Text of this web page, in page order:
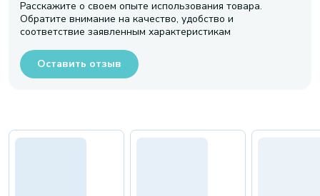
Расскажите о своем опыте использования товара.
Обратите внимание на качество, удобство и
соответствие заявленным характеристикам
Оставить отзыв